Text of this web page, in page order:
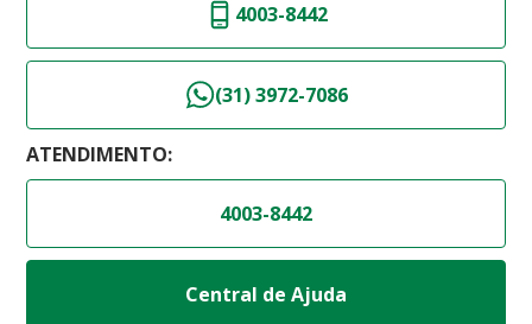
4003-8442
(31) 3972-7086
ATENDIMENTO:
4003-8442
Central de Ajuda